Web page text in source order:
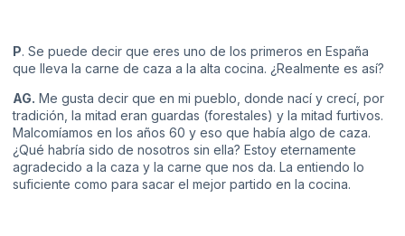
P. Se puede decir que eres uno de los primeros en España
que lleva la carne de caza a la alta cocina. ¿Realmente es así?
AG. Me gusta decir que en mi pueblo, donde nací y crecí, por
tradición, la mitad eran guardas (forestales) y la mitad furtivos.
Malcomíamos en los años 60 y eso que había algo de caza.
¿Qué habría sido de nosotros sin ella? Estoy eternamente
agradecido a la caza y la carne que nos da. La entiendo lo
suficiente como para sacar el mejor partido en la cocina.